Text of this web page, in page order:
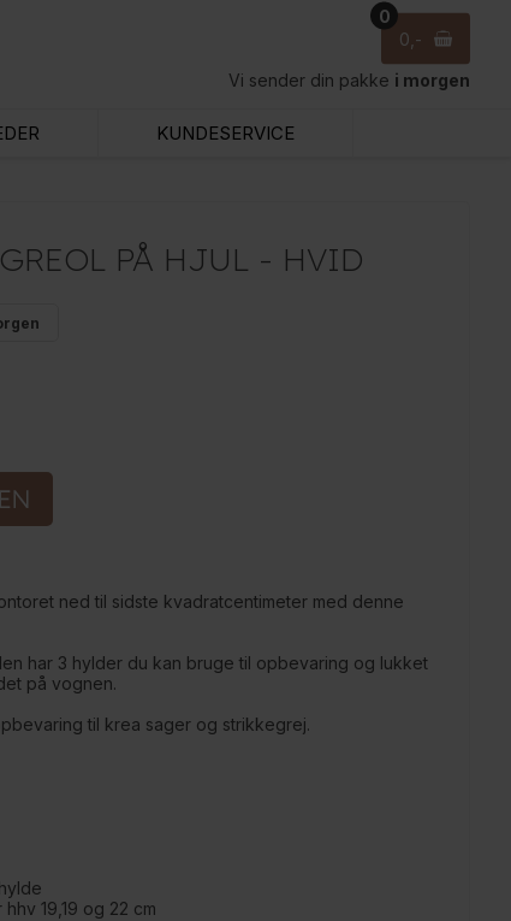
0
0
Vi sender din pakke i morgen
KUNDESERVICE
PÅ HJUL - HVID
ned til sidste kvadratcentimeter med denne
har 3 hylder du kan bruge til opbevaring og lukket
på vognen.
til krea sager og strikkegrej.
19,19 og 22 cm